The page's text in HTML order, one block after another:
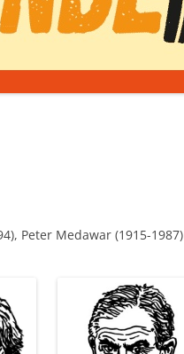
Peter Medawar (1915-1987)